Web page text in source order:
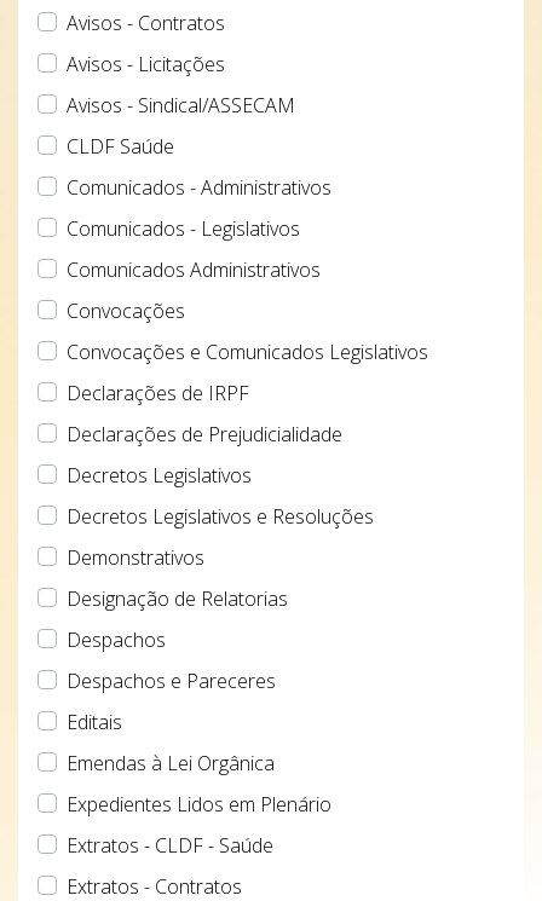
Avisos - Contratos
Avisos - Licitações
Avisos - Sindical/ASSECAM
CLDF Saúde
Comunicados - Administrativos
Comunicados - Legislativos
Comunicados Administrativos
Convocações
Convocações e Comunicados Legislativos
Declarações de IRPF
Declarações de Prejudicialidade
Decretos Legislativos
Decretos Legislativos e Resoluções
Demonstrativos
Designação de Relatorias
Despachos
Despachos e Pareceres
Editais
Emendas à Lei Orgânica
Expedientes Lidos em Plenário
Extratos - CLDF - Saúde
Extratos - Contratos